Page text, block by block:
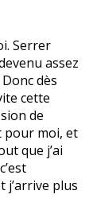
Serrer
assez
dès
cette
de
pour moi, et
que j’ai
j’arrive plus